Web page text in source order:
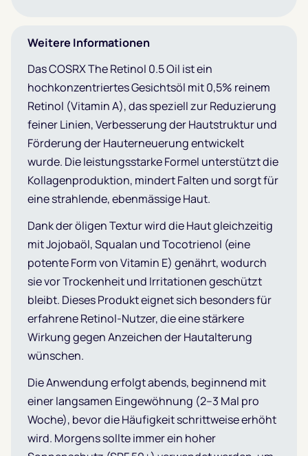
Weitere Informationen
Das COSRX The Retinol 0.5 Oil ist ein
hochkonzentriertes Gesichtsöl mit 0,5% reinem
Retinol (Vitamin A), das speziell zur Reduzierung
feiner Linien, Verbesserung der Hautstruktur und
Förderung der Hauterneuerung entwickelt
wurde. Die leistungsstarke Formel unterstützt die
Kollagenproduktion, mindert Falten und sorgt für
eine strahlende, ebenmässige Haut.
Dank der öligen Textur wird die Haut gleichzeitig
mit Jojobaöl, Squalan und Tocotrienol (eine
potente Form von Vitamin E) genährt, wodurch
sie vor Trockenheit und Irritationen geschützt
bleibt. Dieses Produkt eignet sich besonders für
erfahrene Retinol-Nutzer, die eine stärkere
Wirkung gegen Anzeichen der Hautalterung
wünschen.
Die Anwendung erfolgt abends, beginnend mit
einer langsamen Eingewöhnung (2–3 Mal pro
Woche), bevor die Häufigkeit schrittweise erhöht
wird. Morgens sollte immer ein hoher